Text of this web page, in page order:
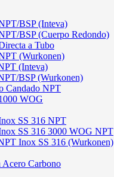
BSP (Inteva)
BSP (Cuerpo Redondo)
a Tubo
(Wurkonen)
(Inteva)
BSP (Wurkonen)
Candado NPT
WOG
SS 316 NPT
SS 316 3000 WOG NPT
Inox SS 316 (Wurkonen)
Carbono